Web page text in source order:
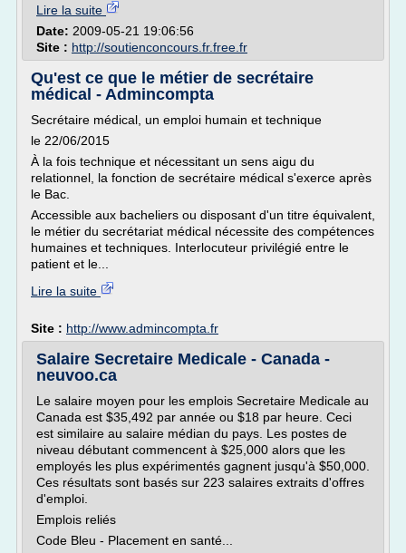
Lire la suite
Date: 2009-05-21 19:06:56
Site : http://soutienconcours.fr.free.fr
Qu'est ce que le métier de secrétaire
médical - Admincompta
Secrétaire médical, un emploi humain et technique
le 22/06/2015
À la fois technique et nécessitant un sens aigu du
relationnel, la fonction de secrétaire médical s'exerce après
le Bac.
Accessible aux bacheliers ou disposant d'un titre équivalent,
le métier du secrétariat médical nécessite des compétences
humaines et techniques. Interlocuteur privilégié entre le
patient et le...
Lire la suite
Site : http://www.admincompta.fr
Salaire Secretaire Medicale - Canada -
neuvoo.ca
Le salaire moyen pour les emplois Secretaire Medicale au
Canada est $35,492 par année ou $18 par heure. Ceci
est similaire au salaire médian du pays. Les postes de
niveau débutant commencent à $25,000 alors que les
employés les plus expérimentés gagnent jusqu'à $50,000.
Ces résultats sont basés sur 223 salaires extraits d'offres
d'emploi.
Emplois reliés
Code Bleu - Placement en santé...